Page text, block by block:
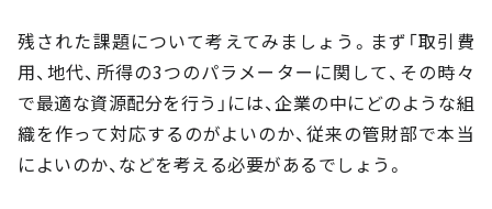
残された課題について考えてみましょう。まず「取引費
用、地代、所得の3つのパラメーターに関して、その時々
で最適な資源配分を行う」には、企業の中にどのような組
織を作って対応するのがよいのか、従来の管財部で本当
によいのか、などを考える必要があるでしょう。